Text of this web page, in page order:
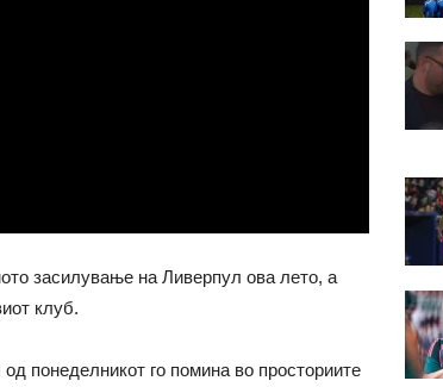
засилување на Ливерпул ова лето, а
клуб.
понеделникот го помина во просториите